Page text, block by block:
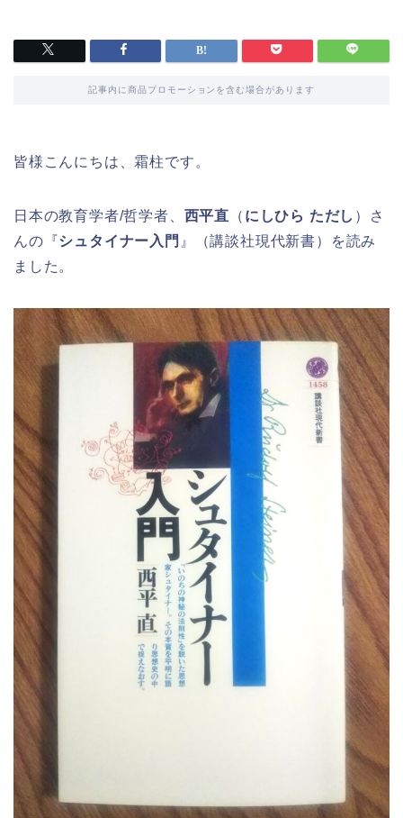
記事内に商品プロモーションを含む場合があります
皆様こんにちは、霜柱です。
日本の教育学者/哲学者、 西平直 （ にしひら ただし ）さ
んの『シュタイナー入門 』（講談社現代新書）を読み
ました。